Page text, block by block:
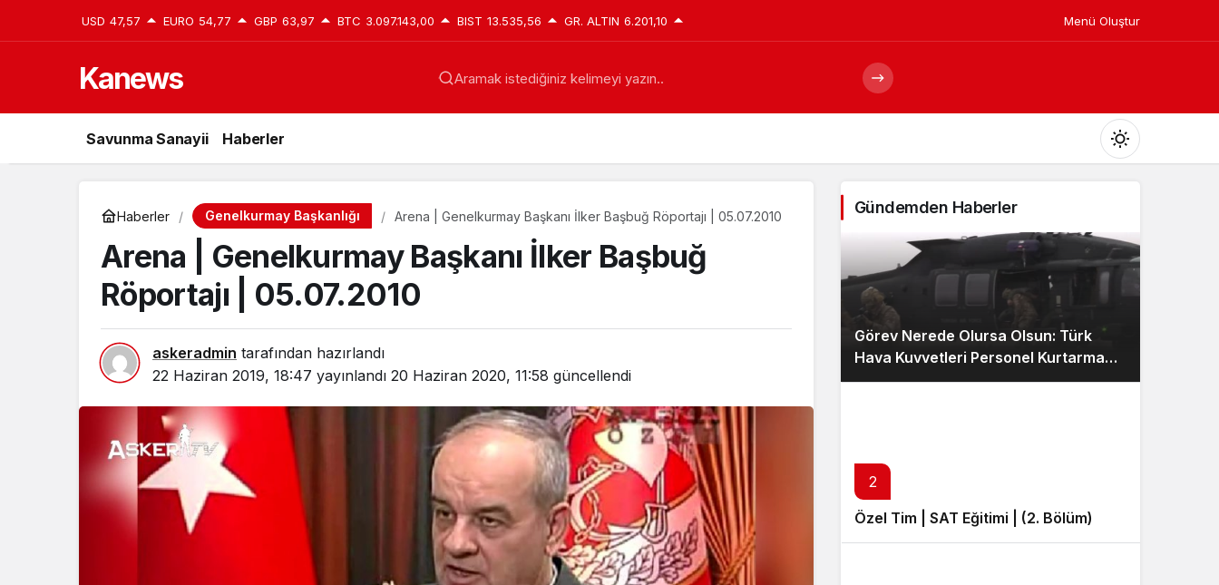
USD 47,57 EURO 54,77 GBP 63,97 BTC 3.097.143,00 BIST 13.535,56 GR. ALTIN 6.201,10 Menü Oluştur
Kanews Aramak istediğiniz kelimeyi yazın..
Savunma Sanayii Haberler
Mod
değiştir
Gündüz Modu
Gündüz modunu seçin.
Gece Modu
Haberler Genelkurmay Başkanlığı Arena | Genelkurmay Başkanı İlker Başbuğ Röportajı | 05.07.2010
Arena | Genelkurmay Başkanı İlker Başbuğ
Röportajı | 05.07.2010
askeradmin tarafından hazırlandı
22 Haziran 2019, 18:47 yayınlandı 20 Haziran 2020, 11:58 güncellendi
Gündemden Haberler
Görev Nerede Olursa Olsun: Türk
Hava Kuvvetleri Personel Kurtarma
Ekibi
2
Özel Tim | SAT Eğitimi | (2. Bölüm)